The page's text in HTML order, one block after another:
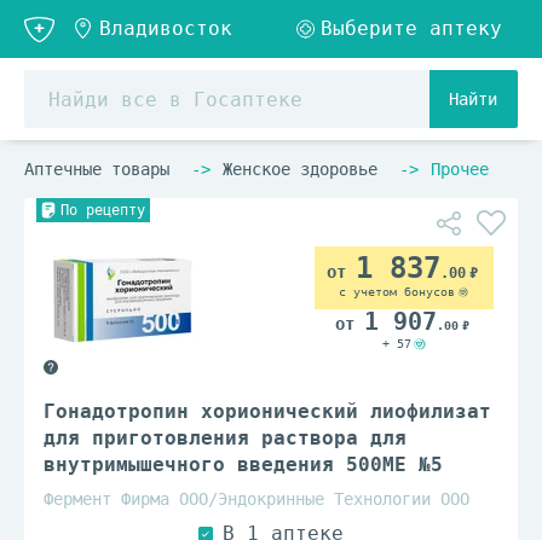
Найти
Аптечные товары Женское здоровье Прочее
По рецепту
Гонадотропин хорионический лиофилизат
для приготовления раствора для
внутримышечного введения 500МЕ №5
Фермент Фирма ООО/Эндокринные Технологии ООО
1 837 .00
с учетом бонусов
1 907 .00
+ 57